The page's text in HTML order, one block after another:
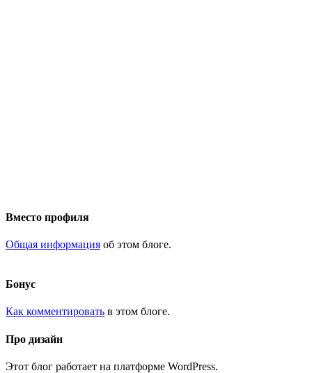
Вместо профиля
Общая информация об этом блоге.
Бонус
Как комментировать в этом блоге.
Про дизайн
Этот блог работает на платформе WordPress.